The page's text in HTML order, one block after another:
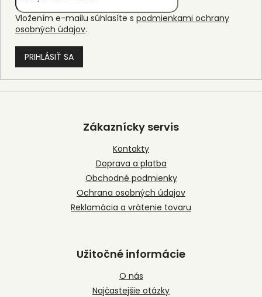
Vložením e-mailu súhlasíte s podmienkami ochrany
osobných údajov.
PRIHLÁSIŤ SA
Z
Zákaznícky servis
Kontakty
Doprava a platba
Obchodné podmienky
Ochrana osobných údajov
Reklamácia a vrátenie tovaru
Užitočné informácie
O nás
Najčastejšie otázky